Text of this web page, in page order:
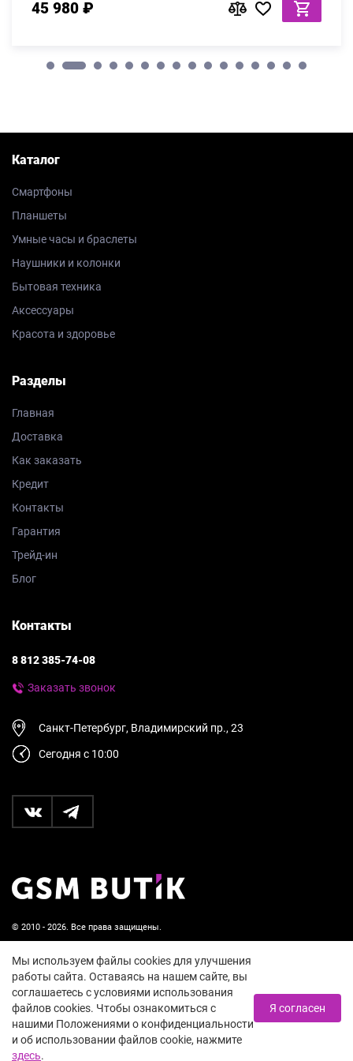
45 980 ₽
© 2010 - 2026. Все права защищены.
Пользовательское соглашение и политика
конфиденциальности
18+
Каталог
Смартфоны
Планшеты
Умные часы и браслеты
Наушники и колонки
Бытовая техника
Аксессуары
Красота и здоровье
Разделы
Главная
Доставка
Как заказать
Кредит
Контакты
Гарантия
Трейд-ин
Блог
Контакты
8 812 385-74-08
Заказать звонок
Санкт-Петербург, Владимирский пр., 23
Сегодня с 10:00
Мы используем файлы cookies для улучшения
работы сайта. Оставаясь на нашем сайте, вы
соглашаетесь с условиями использования
файлов cookies. Чтобы ознакомиться с
нашими Положениями о конфиденциальности
и об использовании файлов cookie, нажмите
здесь.
Я согласен